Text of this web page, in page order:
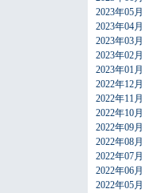
2023年05月
2023年04月
2023年03月
2023年02月
2023年01月
2022年12月
2022年11月
2022年10月
2022年09月
2022年08月
2022年07月
2022年06月
2022年05月